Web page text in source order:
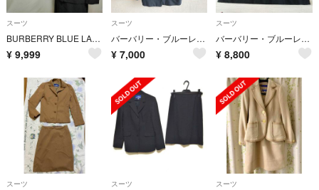
スーツ
BURBERRY BLUE LABEL セットアップスーツ レディースフォーマル
¥ 9,999
スーツ
バーバリー・ブルーレーベル 黒ジャケット 38 中古品
¥ 7,000
スーツ
バーバリー・ブルーレーベル 黒スカート 38 中古品
¥ 8,800
スーツ スーツ スーツ